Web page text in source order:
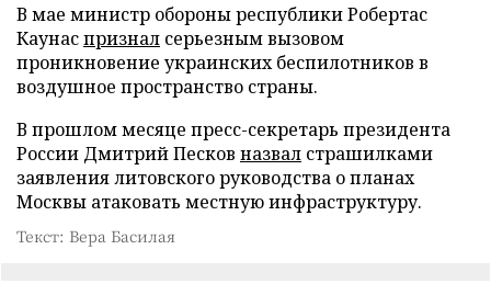
В мае министр обороны республики Робертас
Каунаспризнал серьезным вызовом
проникновение украинских беспилотников в
воздушное пространство страны.
В прошлом месяце пресс-секретарь президента
России Дмитрий Песков назвал страшилками
заявления литовского руководства о планах
Москвы атаковать местную инфраструктуру.
Текст: Вера Басилая